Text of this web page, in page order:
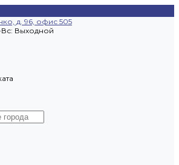
д. 96, офис 505
Выходной